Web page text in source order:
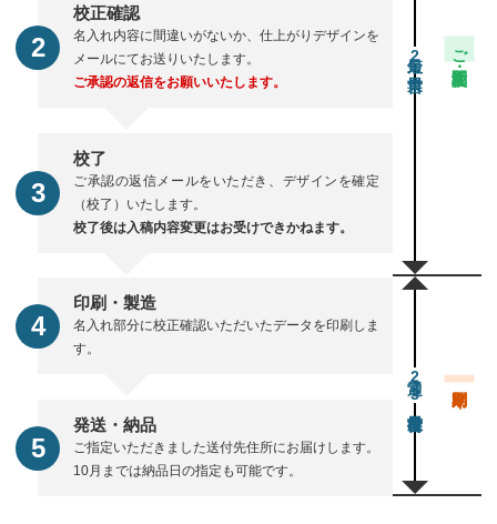
校正確認
名入れ内容に間違いがないか、仕上がりデザインを
メールにてお送りいたします。
ご承認の返信をお願いいたします。
校了
ご承認の返信メールをいただき、デザインを確定
（校了）いたします。
校了後は入稿内容変更はお受けできかねます。
2 ご注文・校正期間
印刷・製造
名入れ部分に校正確認いただいたデータを印刷しま
す。
発送・納品
ご指定いただきました送付先住所にお届けします。
10月までは納品日の指定も可能です。
通常23営業日後出荷